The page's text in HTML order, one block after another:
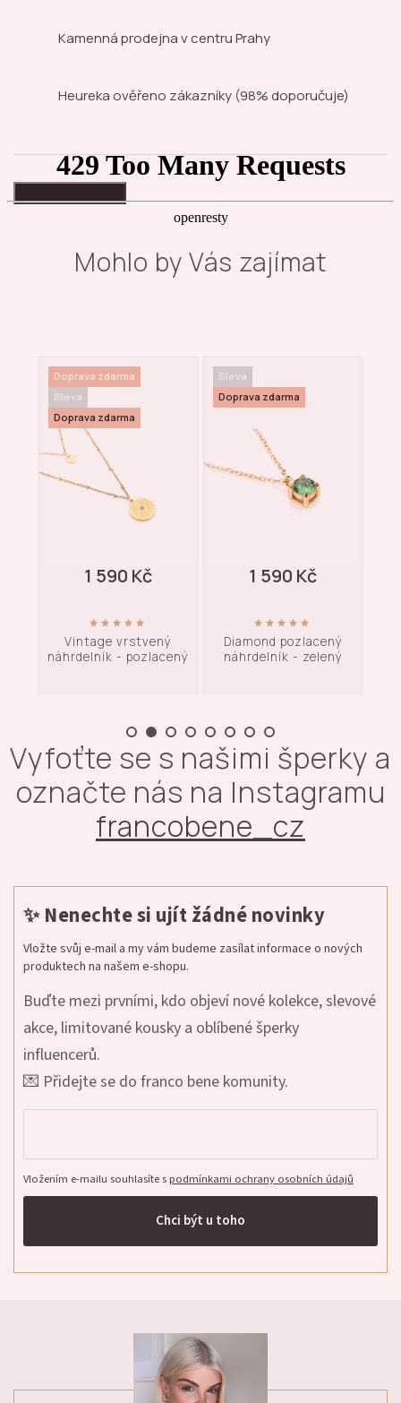
Kamenná prodejnav centru Prahy
Heureka ověřeno zákazníky (98% doporučuje)
Mohlo by Vás zajímat
Doprava zdarma
Sleva
Doprava zdarma
Vintage vrstvený
náhrdelník - pozlacený
1 590 Kč
Sleva
Doprava zdarma
Diamond pozlacený
náhrdelník - zelený
1 590 Kč
Vyfoťte se s našimi šperky a
označte nás na Instagramu
francobene_cz
✨ Nenechte si ujít žádné novinky
Vložte svůj e-mail a my vám budeme zasílat informace o nových
produktech na našem e-shopu.
Buďte mezi prvními, kdo objeví nové kolekce, slevové
akce, limitované kousky a oblíbené šperky
influencerů.
💌 Přidejte se do franco bene komunity.
Vložením e-mailu souhlasíte s podmínkami ochrany osobních údajů
Chci být u toho